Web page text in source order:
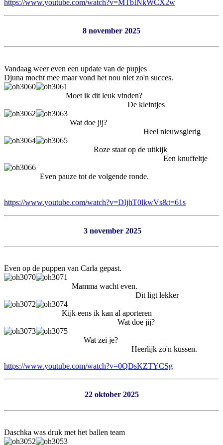
https://www.youtube.com/watch?v=MTbINkWCX2w
8 november 2025
Vandaag weer even een update van de pupjes
Djuna mocht mee maar vond het nou niet zo'n succes.
Moet ik dit leuk vinden?
De kleintjes
Wat doe jij?
Heel nieuwsgierig
Roze staat op de uitkijk
Een knuffeltje
Even pauze tot de volgende ronde.
https://www.youtube.com/watch?v=DIjhT0lkwVs&t=61s
3 november 2025
Even op de puppen van Carla gepast.
Mamma wacht even.
Dit ligt lekker
Kijk eens ik kan al aporteren
Wat doe jij?
Wat zei je?
Heerlijk zo'n kussen.
https://www.youtube.com/watch?v=0QDsKZTYCSg
22 oktober 2025
Daschka was druk met het ballen team